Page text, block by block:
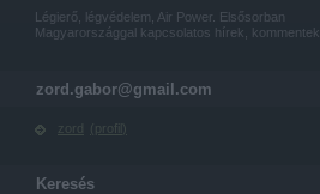
Légierő, légvédelem, Air Power. Elsősorban
Magyarországgal kapcsolatos hírek, kommentek.
zord.gabor@gmail.com
zord ( profil )
Keresés